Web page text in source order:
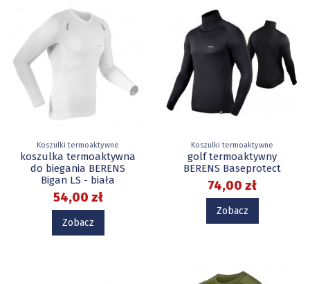
Koszulki termoaktywne
koszulka termoaktywna
do biegania BERENS
Bigan LS - biała
54,00 zł
Zobacz
Koszulki termoaktywne
golf termoaktywny
BERENS Baseprotect
74,00 zł
Zobacz